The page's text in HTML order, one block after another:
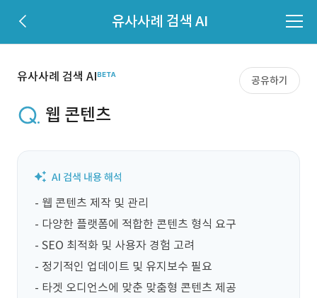
유사사례 검색 AI
유사사례 검색 AI 공유하기
웹 콘텐츠
- 웹 콘텐츠 제작 및 관리
- 다양한 플랫폼에 적합한 콘텐츠 형식 요구
- SEO 최적화 및 사용자 경험 고려
- 정기적인 업데이트 및 유지보수 필요
- 타겟 오디언스에 맞춘 맞춤형 콘텐츠 제공